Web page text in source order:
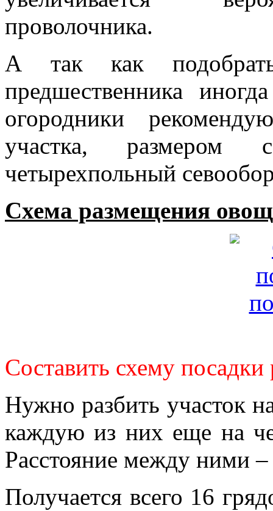
проволочника.
А так как
предшественника
огородники
участка,
четырехпольный
Схема размещения
Составить схему
Нужно разбить участок
каждую из них еще на
Расстояние между ними
Получается всего 16